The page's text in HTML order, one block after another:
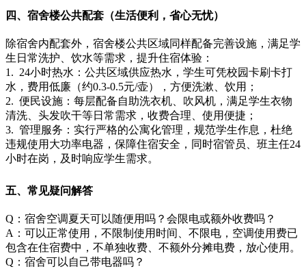
四、宿舍楼公共配套（生活便利，省心无忧）
除宿舍内配套外，宿舍楼公共区域同样配备完善设施，满足学
生日常洗护、饮水等需求，提升住宿体验：
1. 24小时热水：公共区域供应热水，学生可凭校园卡刷卡打
水，费用低廉（约0.3-0.5元/壶），方便洗漱、饮用；
2. 便民设施：每层配备自助洗衣机、吹风机，满足学生衣物
清洗、头发吹干等日常需求，收费合理、使用便捷；
3. 管理服务：实行严格的公寓化管理，规范学生作息，杜绝
违规使用大功率电器，保障住宿安全，同时宿管员、班主任24
小时在岗，及时响应学生需求。
五、常见疑问解答
Q：宿舍空调夏天可以随便用吗？会限电或额外收费吗？
A：可以正常使用，不限制使用时间、不限电，空调使用费已
包含在住宿费中，不单独收费、不额外分摊电费，放心使用。
Q：宿舍可以自己带电器吗？